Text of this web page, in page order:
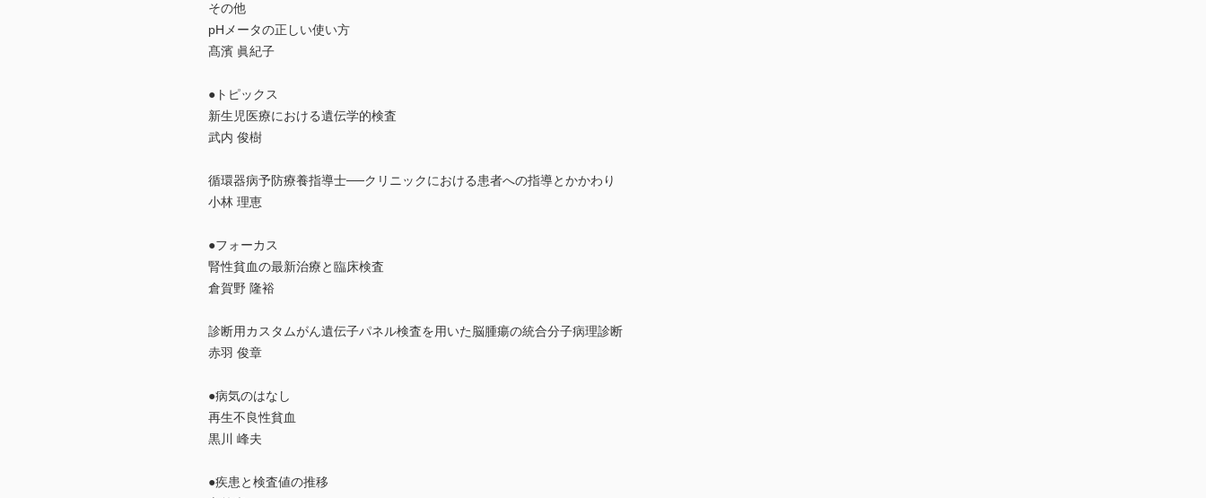
その他
pHメータの正しい使い方
髙濱 眞紀子
●トピックス
新生児医療における遺伝学的検査
武内 俊樹
循環器病予防療養指導士──クリニックにおける患者への指導とかかわり
小林 理恵
●フォーカス
腎性貧血の最新治療と臨床検査
倉賀野 隆裕
診断用カスタムがん遺伝子パネル検査を用いた脳腫瘍の統合分子病理診断
赤羽 俊章
●病気のはなし
再生不良性貧血
黒川 峰夫
●疾患と検査値の推移